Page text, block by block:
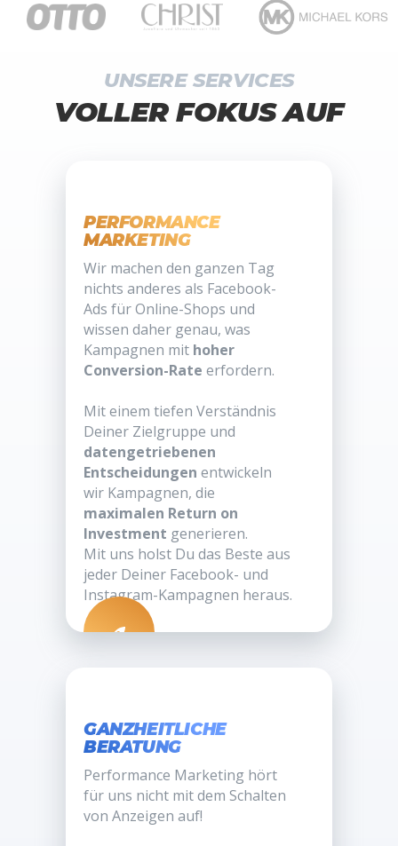
UNSERE SERVICES
VOLLER FOKUS AUF
PERFORMANCE
MARKETING
Wir machen den ganzen Tag
nichts anderes als Facebook-
Ads für Online-Shops und
wissen daher genau, was
Kampagnen mit hoher
Conversion-Rate erfordern.
Mit einem tiefen Verständnis
Deiner Zielgruppe und
datengetriebenen
Entscheidungen entwickeln
wir Kampagnen, die
maximalen Return on
Investment generieren.
Mit uns holst Du das Beste aus
jeder Deiner Facebook- und
Instagram-Kampagnen heraus.
GANZHEITLICHE
BERATUNG
Performance Marketing hört
für uns nicht mit dem Schalten
von Anzeigen auf!